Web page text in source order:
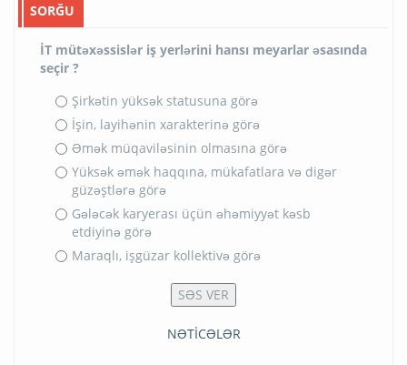
SORĞU
İT mütəxəssislər iş yerlərini hansı meyarlar əsasında
seçir ?
Şirkətin yüksək statusuna görə
İşin, layihənin xarakterinə görə
Əmək müqaviləsinin olmasına görə
Yüksək əmək haqqına, mükafatlara və digər
güzəştlərə görə
Gələcək karyerası üçün əhəmiyyət kəsb
etdiyinə görə
Maraqlı, işgüzar kollektivə görə
NƏTİCƏLƏR